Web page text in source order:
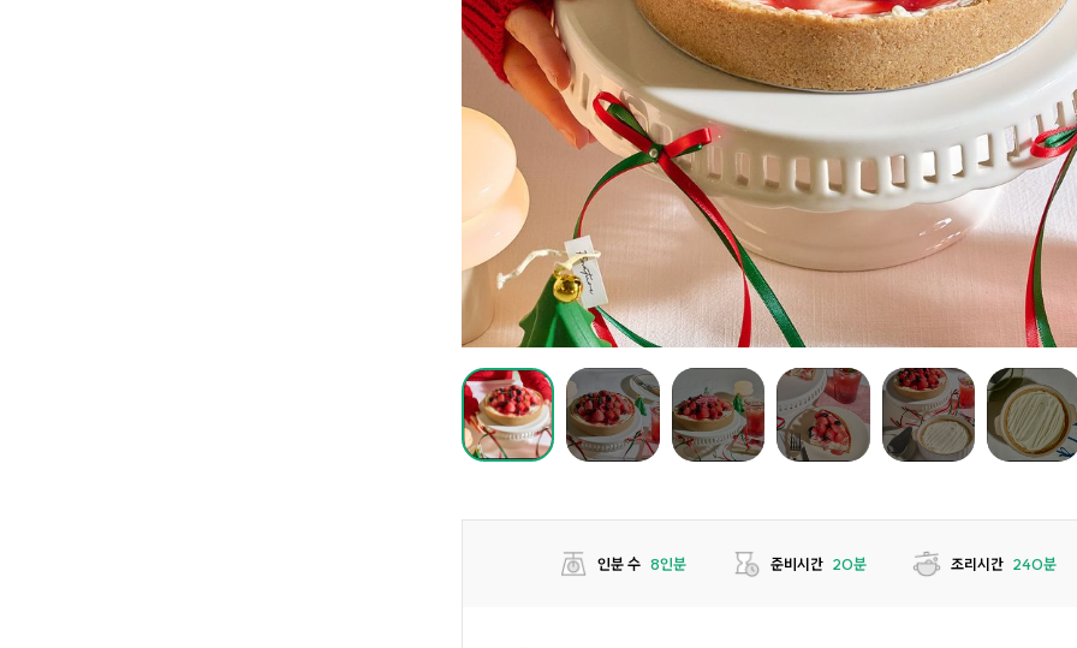
인분 수 8인분 준비시간 20분 조리시간 240분